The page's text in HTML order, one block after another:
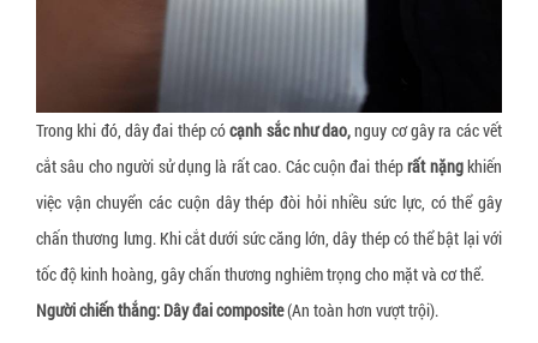
Trong khi đó, dây đai thép cócạnh sắc như dao,nguy cơ gây ra các vết
cắt sâu cho người sử dụng là rất cao. Các cuộn đai théprất nặngkhiến
việc vận chuyển các cuộn dây thép đòi hỏi nhiều sức lực, có thể gây
chấn thương lưng. Khi cắt dưới sức căng lớn, dây thép có thể bật lại với
tốc độ kinh hoàng, gây chấn thương nghiêm trọng cho mặt và cơ thể.
Người chiến thắng: Dây đai composite(An toàn hơn vượt trội).